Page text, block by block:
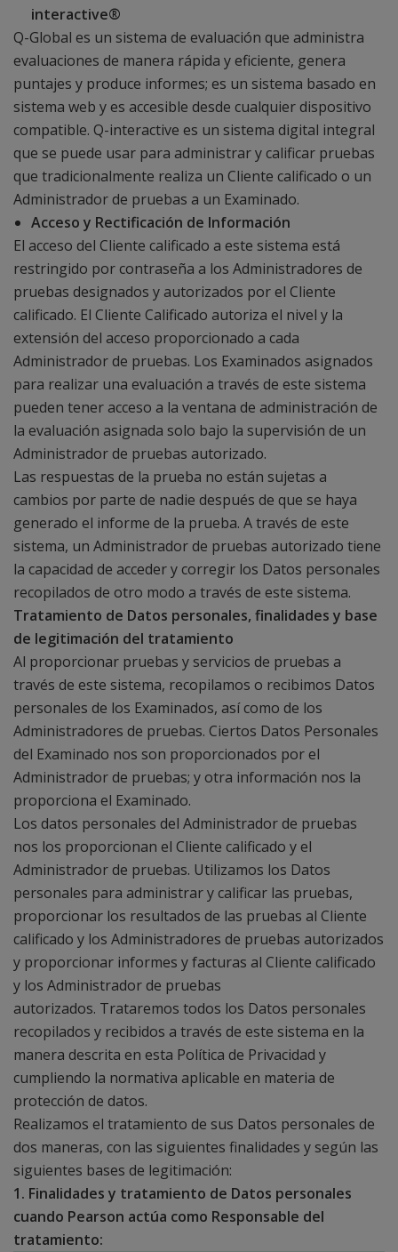
interactive®
Q-Global es un sistema de evaluación que administra
evaluaciones de manera rápida y eficiente, genera
puntajes y produce informes; es un sistema basado en
sistema web y es accesible desde cualquier dispositivo
compatible. Q-interactive es un sistema digital integral
que se puede usar para administrar y calificar pruebas
que tradicionalmente realiza un Cliente calificado o un
Administrador de pruebas a un Examinado.
Acceso y Rectificación de Información
El acceso del Cliente calificado a este sistema está
restringido por contraseña a los Administradores de
pruebas designados y autorizados por el Cliente
calificado. El Cliente Calificado autoriza el nivel y la
extensión del acceso proporcionado a cada
Administrador de pruebas. Los Examinados asignados
para realizar una evaluación a través de este sistema
pueden tener acceso a la ventana de administración de
la evaluación asignada solo bajo la supervisión de un
Administrador de pruebas autorizado.
Las respuestas de la prueba no están sujetas a
cambios por parte de nadie después de que se haya
generado el informe de la prueba. A través de este
sistema, un Administrador de pruebas autorizado tiene
la capacidad de acceder y corregir los Datos personales
recopilados de otro modo a través de este sistema.
Tratamiento de Datos personales, finalidades y base
de legitimación del tratamiento
Al proporcionar pruebas y servicios de pruebas a
través de este sistema, recopilamos o recibimos Datos
personales de los Examinados, así como de los
Administradores de pruebas. Ciertos Datos Personales
del Examinado nos son proporcionados por el
Administrador de pruebas; y otra información nos la
proporciona el Examinado.
Los datos personales del Administrador de pruebas
nos los proporcionan el Cliente calificado y el
Administrador de pruebas. Utilizamos los Datos
personales para administrar y calificar las pruebas,
proporcionar los resultados de las pruebas al Cliente
calificado y los Administradores de pruebas autorizados
y proporcionar informes y facturas al Cliente calificado
y los Administrador de pruebas
autorizados. Trataremos todos los Datos personales
recopilados y recibidos a través de este sistema en la
manera descrita en esta Política de Privacidad y
cumpliendo la normativa aplicable en materia de
protección de datos.
Realizamos el tratamiento de sus Datos personales de
dos maneras, con las siguientes finalidades y según las
siguientes bases de legitimación:
1. Finalidades y tratamiento de Datos personales
cuando Pearson actúa como Responsable del
tratamiento: